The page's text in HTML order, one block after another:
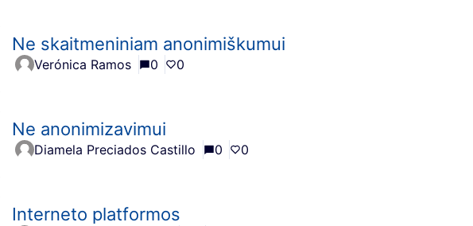
Ne skaitmeniniam anonimiškumui
Verónica Ramos 0 0
Ne anonimizavimui
Diamela Preciados Castillo 0 0
Interneto platformos